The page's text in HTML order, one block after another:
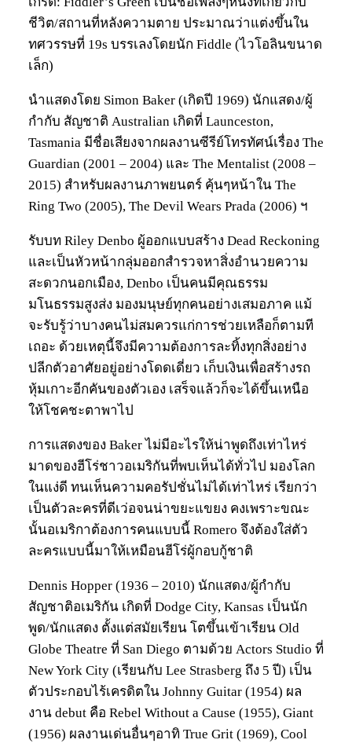
ชีวิต/สถานที่หลังความตาย ประมาณว่าแต่งขึ้นใน
ทศวรรษที่ 19s บรรเลงโดยนัก Fiddle (ไวโอลินขนาด
เล็ก)
นำแสดงโดย Simon Baker (เกิดปี 1969) นักแสดง/ผู้
กำกับ สัญชาติ Australian เกิดที่ Launceston,
Tasmania มีชื่อเสียงจากผลงานซีรีย์โทรทัศน์เรื่อง The
Guardian (2001 – 2004) และ The Mentalist (2008 –
2015) สำหรับผลงานภาพยนตร์ คุ้นๆหน้าใน The
Ring Two (2005), The Devil Wears Prada (2006) ฯ
รับบท Riley Denbo ผู้ออกแบบสร้าง Dead Reckoning
และเป็นหัวหน้ากลุ่มออกสำรวจหาสิ่งอำนวยความ
สะดวกนอกเมือง, Denbo เป็นคนมีคุณธรรม
มโนธรรมสูงส่ง มองมนุษย์ทุกคนอย่างเสมอภาค แม้
จะรับรู้ว่าบางคนไม่สมควรแก่การช่วยเหลือก็ตามที
เถอะ ด้วยเหตุนี้จึงมีความต้องการละทิ้งทุกสิ่งอย่าง
ปลีกตัวอาศัยอยู่อย่างโดดเดี่ยว เก็บเงินเพื่อสร้างรถ
หุ้มเกาะอีกคันของตัวเอง เสร็จแล้วก็จะได้ขึ้นเหนือ
ให้โชคชะตาพาไป
การแสดงของ Baker ไม่มีอะไรให้น่าพูดถึงเท่าไหร่
มาดของฮีโร่ชาวอเมริกันที่พบเห็นได้ทั่วไป มองโลก
ในแง่ดี ทนเห็นความคอรัปชั่นไม่ได้เท่าไหร่ เรียกว่า
เป็นตัวละครที่ดีเว่อจนน่าขยะแขยง คงเพราะขณะ
นั้นอเมริกาต้องการคนแบบนี้ Romero จึงต้องใส่ตัว
ละครแบบนี้มาให้เหมือนฮีโร่ผู้กอบกู้ชาติ
Dennis Hopper (1936 – 2010) นักแสดง/ผู้กำกับ
สัญชาติอเมริกัน เกิดที่ Dodge City, Kansas เป็นนัก
พูด/นักแสดง ตั้งแต่สมัยเรียน โตขึ้นเข้าเรียน Old
Globe Theatre ที่ San Diego ตามด้วย Actors Studio ที่
New York City (เรียนกับ Lee Strasberg ถึง 5 ปี) เป็น
ตัวประกอบไร้เครดิตใน Johnny Guitar (1954) ผล
งาน debut คือ Rebel Without a Cause (1955), Giant
(1956) ผลงานเด่นอื่นๆอาทิ True Grit (1969), Cool